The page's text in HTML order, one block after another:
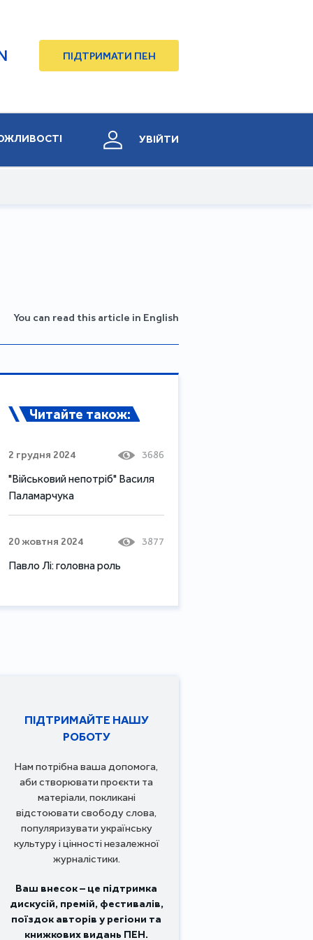
ПІДТРИМАТИ ПЕН
УВІЙТИ
You can read this article in English
Читайте також:
2 грудня 2024 3686
"Військовий непотріб" Василя
Паламарчука
20 жовтня 2024 3877
Павло Лі: головна роль
ПІДТРИМАЙТЕ НАШУ
РОБОТУ
Нам потрібна ваша допомога,
аби створювати проєкти та
матеріали, покликані
відстоювати свободу слова,
популяризувати українську
культуру і цінності незалежної
журналістики.
Ваш внесок – це підтримка
дискусій, премій, фестивалів,
поїздок авторів у регіони та
книжкових видань ПЕН.